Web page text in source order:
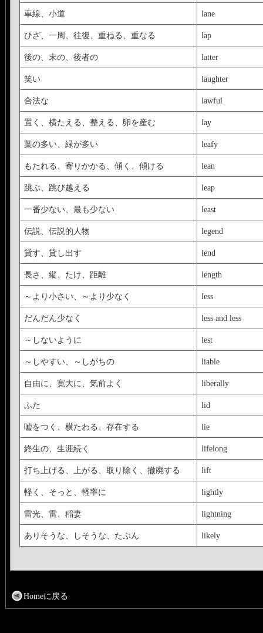
車線、小道 lane
ひざ、一周、往復、重ねる、重なる lap
後の、末の、後者の latter
笑い laughter
合法な lawful
置く、横たえる、整える、卵を産む lay
葉の多い、緑が多い leafy
もたれる、寄りかかる、傾く、傾ける lean
跳ぶ、跳び越える leap
一番少ない、最も少ない least
伝説、伝説的人物 legend
貸す、貸し出す lend
長さ、縦、たけ、距離 length
～より小さい、～より少なく less
だんだん少なく less and less
～しないように lest
～しやすい、～しがちの liable
自由に、寛大に、気前よく liberally
ふた lid
嘘をつく、横たわる、存在する lie
終生の、生涯続く lifelong
打ち上げる、上がる、取り除く、撤廃する lift
軽く、そっと、軽率に lightly
雷光、雷、稲妻 lightning
ありそうな、しそうな、たぶん likely
Homeに戻る